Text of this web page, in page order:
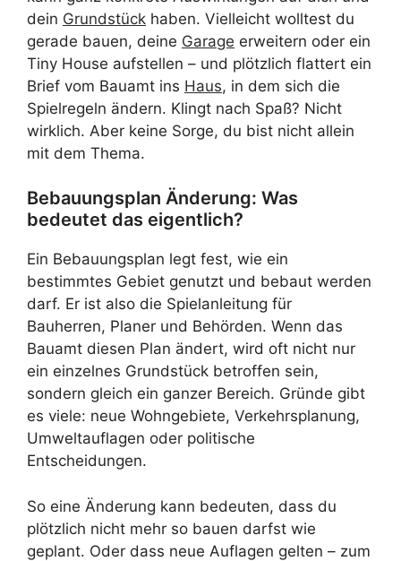
dein Grundstück haben. Vielleicht wolltest du
gerade bauen, deine Garage erweitern oder ein
Tiny House aufstellen – und plötzlich flattert ein
Brief vom Bauamt ins Haus, in dem sich die
Spielregeln ändern. Klingt nach Spaß? Nicht
wirklich. Aber keine Sorge, du bist nicht allein
mit dem Thema.
Bebauungsplan Änderung: Was
bedeutet das eigentlich?
Ein Bebauungsplan legt fest, wie ein
bestimmtes Gebiet genutzt und bebaut werden
darf. Er ist also die Spielanleitung für
Bauherren, Planer und Behörden. Wenn das
Bauamt diesen Plan ändert, wird oft nicht nur
ein einzelnes Grundstück betroffen sein,
sondern gleich ein ganzer Bereich. Gründe gibt
es viele: neue Wohngebiete, Verkehrsplanung,
Umweltauflagen oder politische
Entscheidungen.
So eine Änderung kann bedeuten, dass du
plötzlich nicht mehr so bauen darfst wie
geplant. Oder dass neue Auflagen gelten – zum